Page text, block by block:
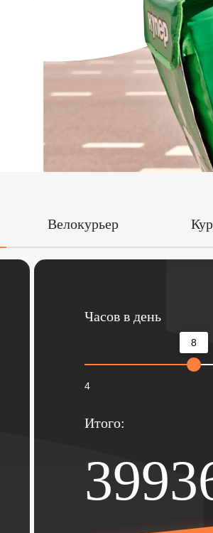
Велокурьер
Часов в день
8
4
Итого: